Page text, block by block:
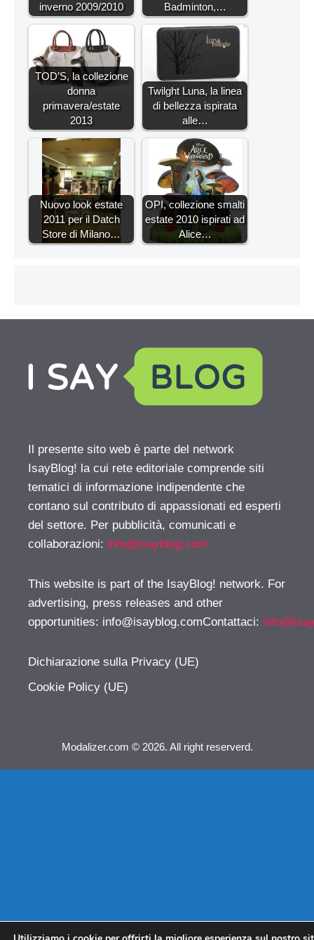
inverno 2009/2010
Badminton,…
TOD’S, la collezione
donna
primavera/estate
2013
Twilght Luna, la linea
di bellezza ispirata
alle…
Nuovo look estate
2011 per il Datch
Store di Milano…
OPI, collezione smalti
estate 2010 ispirati ad
Alice…
Il presente sito web è parte del network
IsayBlog! la cui rete editoriale comprende siti
tematici di informazione indipendente che
contano sul contributo di appassionati ed esperti
del settore. Per pubblicità, comunicati e
collaborazioni: info@isayblog.com
This website is part of the IsayBlog! network. For
advertising, press releases and other
opportunities: info@isayblog.comContattaci:
Dichiarazione sulla Privacy (UE)
Cookie Policy (UE)
Modalizer.com © 2026. All right reserverd.